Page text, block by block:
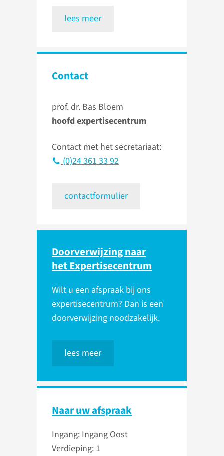
lees meer
Contact
prof. dr. Bas Bloem
hoofd expertisecentrum
Contact met het secretariaat:
(0)24 361 33 92
contactformulier
Doorverwijzing naar
het Expertisecentrum
Wilt u een afspraak bij ons
expertisecentrum? Dan is een
doorverwijzing noodzakelijk.
lees meer
Naar uw afspraak
Ingang: Ingang Oost
Verdieping: 1